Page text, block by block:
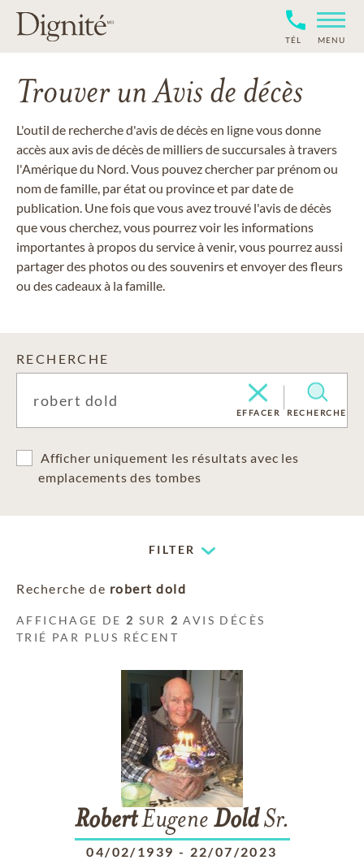
TÉL MENU
Trouver un Avis de décès
L'outil de recherche d'avis de décès en ligne vous donne
accès aux avis de décès de milliers de succursales à travers
l'Amérique du Nord. Vous pouvez chercher par prénom ou
nom de famille, par état ou province et par date de
publication. Une fois que vous avez trouvé l'avis de décès
que vous cherchez, vous pourrez voir les informations
importantes à propos du service à venir, vous pourrez aussi
partager des photos ou des souvenirs et envoyer des fleurs
ou des cadeaux à la famille.
RECHERCHE
EFFACER RECHERCHE
Afficher uniquement les résultats avec les
emplacements des tombes
FILTER
Recherche de robert dold
AFFICHAGE DE 2 SUR 2 AVIS DÉCÈS
TRIÉ PAR PLUS RÉCENT
RobertEugene DoldSr.
04/02/1939 - 22/07/2023